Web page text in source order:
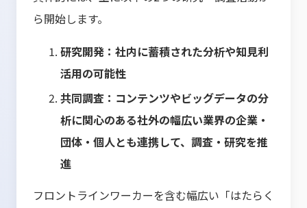
ら開始します。
研究開発：社内に蓄積された分析や知見利
活用の可能性
共同調査：コンテンツやビッグデータの分
析に関心のある社外の幅広い業界の企業・
団体・個人とも連携して、調査・研究を推
進
フロントラインワーカーを含む幅広い「はたらく